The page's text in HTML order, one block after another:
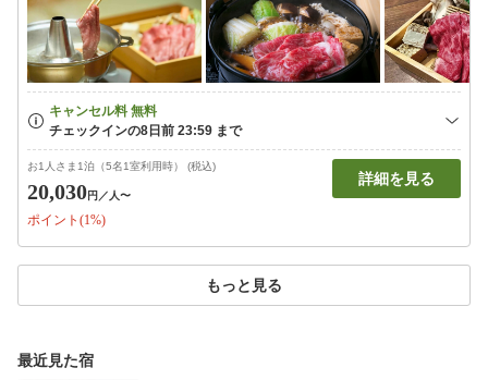
お1人さま1泊（5名1室利用時） (税込)
20,030円 ／人〜
ポイント(1%)
詳細を見る
もっと見る
最近見た宿